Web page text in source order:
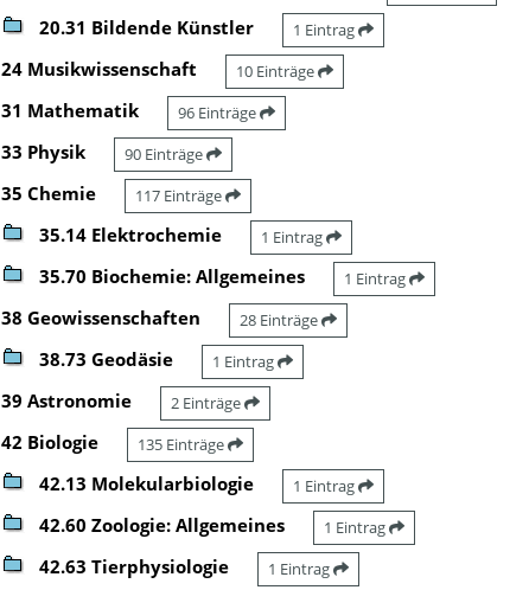
20.31 Bildende Künstler 1 Eintrag
24 Musikwissenschaft 10 Einträge
31 Mathematik 96 Einträge
33 Physik 90 Einträge
35 Chemie 117 Einträge
35.14 Elektrochemie 1 Eintrag
35.70 Biochemie: Allgemeines 1 Eintrag
38 Geowissenschaften 28 Einträge
38.73 Geodäsie 1 Eintrag
39 Astronomie 2 Einträge
42 Biologie 135 Einträge
42.13 Molekularbiologie 1 Eintrag
42.60 Zoologie: Allgemeines 1 Eintrag
42.63 Tierphysiologie 1 Eintrag